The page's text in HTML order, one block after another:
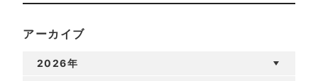
アーカイブ
2026年